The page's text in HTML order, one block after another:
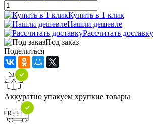
Купить в 1 клик
Нашли дешевле
Рассчитать доставку
Под заказ
Поделиться
Аккуратно упакуем хрупкие товары